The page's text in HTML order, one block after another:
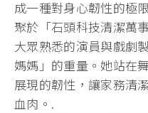
成一種對身心韌性的極
聚於「石頭科技清潔萬
大眾熟悉的演員與戲劇
媽媽」 的重量。她站在
展現的韌性，讓家務清
血肉。.